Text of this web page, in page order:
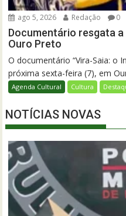
ago 5, 2026 Redação 0
Documentário resgata
Ouro Preto
O documentário “Vira-Saia: o
próxima sexta-feira (7), em
Agenda Cultural Cultura
NOTÍCIAS NOVAS